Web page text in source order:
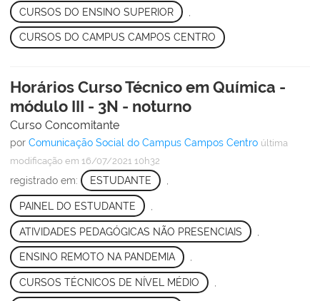
CURSOS DO ENSINO SUPERIOR
CURSOS DO CAMPUS CAMPOS CENTRO
Horários Curso Técnico em Química -
módulo III - 3N - noturno
Curso Concomitante
por Comunicação Social do Campus Campos Centro última
modificação em 16/07/2021 10h32
registrado em: ESTUDANTE
PAINEL DO ESTUDANTE
ATIVIDADES PEDAGÓGICAS NÃO PRESENCIAIS
ENSINO REMOTO NA PANDEMIA ,
CURSOS TÉCNICOS DE NÍVEL MÉDIO